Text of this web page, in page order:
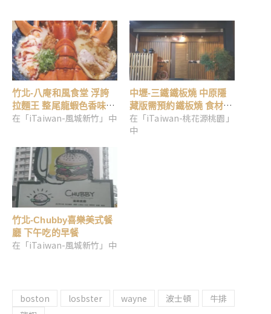
竹北-八庵和風食堂 浮誇
拉麵王 整尾龍蝦色香味俱
全
在「iTaiwan-風城新竹」中
中壢-三鐵鐵板燒 中原隱
藏版需預約鐵板燒 食材新
鮮好吃
在「iTaiwan-桃花源桃園」
中
竹北-Chubby喜樂美式餐
廳 下午吃的早餐
在「iTaiwan-風城新竹」中
boston losbster wayne 波士頓
牛排